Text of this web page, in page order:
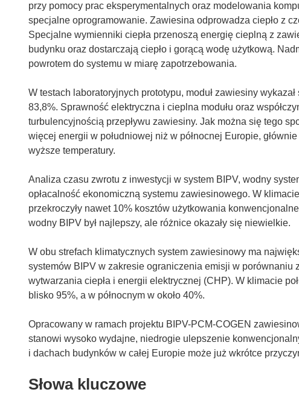
przy pomocy prac eksperymentalnych oraz modelowania
specjalne oprogramowanie. Zawiesina odprowadza ciepło z
Specjalne wymienniki ciepła przenoszą energię cieplną z
budynku oraz dostarczają ciepło i gorącą wodę użytkową.
powrotem do systemu w miarę zapotrzebowania.
W testach laboratoryjnych prototypu, moduł zawiesiny
83,8%. Sprawność elektryczna i cieplna modułu oraz
turbulencyjnością przepływu zawiesiny. Jak można się tego
więcej energii w południowej niż w północnej Europie,
wyższe temperatury.
Analiza czasu zwrotu z inwestycji w system BIPV, wodny
opłacalność ekonomiczną systemu zawiesinowego. W
przekroczyły nawet 10% kosztów użytkowania
wodny BIPV był najlepszy, ale różnice okazały się niewielkie.
W obu strefach klimatycznych system zawiesinowy ma
systemów BIPV w zakresie ograniczenia emisji w
wytwarzania ciepła i energii elektrycznej (CHP). W klimacie
blisko 95%, a w północnym w około 40%.
Opracowany w ramach projektu BIPV-PCM-COGEN
stanowi wysoko wydajne, niedrogie ulepszenie
i dachach budynków w całej Europie może już wkrótce
Słowa kluczowe